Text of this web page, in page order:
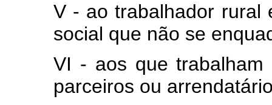
V - ao trabalhador rural
social que não se
VI - aos que trabalham
parceiros ou